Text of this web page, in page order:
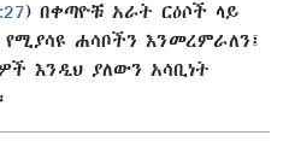
) በቀጣዮቹ አራት ርዕሶች ላይ
ሐሳቦችን እንመረምራለን፤
እንዲህ ያለውን አሳቢነት